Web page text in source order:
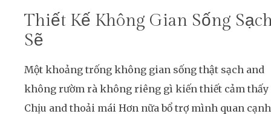
Thiết Kế Không Gian Sống
Sẽ
Một khoảng trống không gian sống thật sạch and
không rườm rà không riêng gì kiến thiết cảm thấy
Chịu and thoải mái Hơn nữa bổ trợ mình quan cạnh